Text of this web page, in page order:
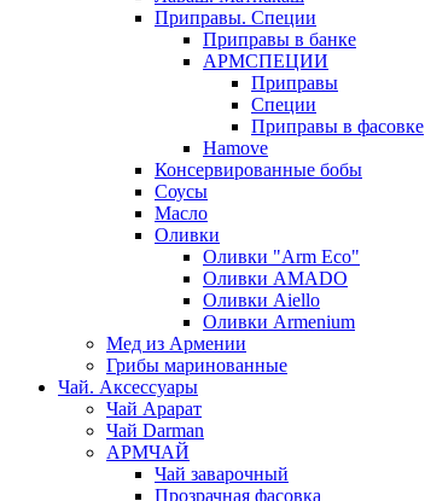
Приправы. Специи
Приправы в банке
АРМСПЕЦИИ
Приправы
Специи
Приправы в фасовке
Hamove
Консервированные бобы
Соусы
Масло
Оливки
Оливки "Arm Eco"
Оливки AMADO
Оливки Aiello
Оливки Armenium
Мед из Армении
Грибы маринованные
Чай. Аксессуары
Чай Арарат
Чай Darman
АРМЧАЙ
Чай заварочный
Прозрачная фасовка